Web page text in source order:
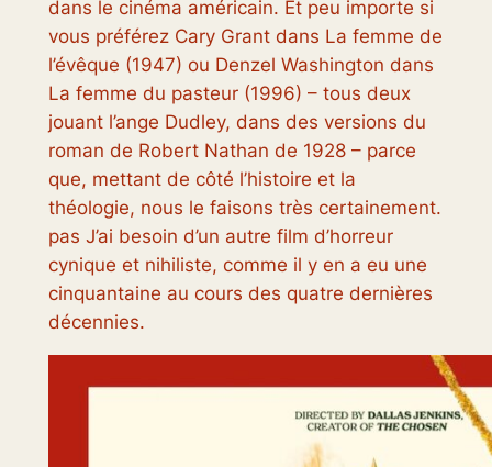
dans le cinéma américain. Et peu importe si
vous préférez Cary Grant dans La femme de
l’évêque (1947) ou Denzel Washington dans
La femme du pasteur(1996) – tous deux
jouant l’ange Dudley, dans des versions du
roman de Robert Nathan de 1928 – parce
que, mettant de côté l’histoire et la
théologie, nous le faisons très certainement.
pas J’ai besoin d’un autre film d’horreur
cynique et nihiliste, comme il y en a eu une
cinquantaine au cours des quatre dernières
décennies.